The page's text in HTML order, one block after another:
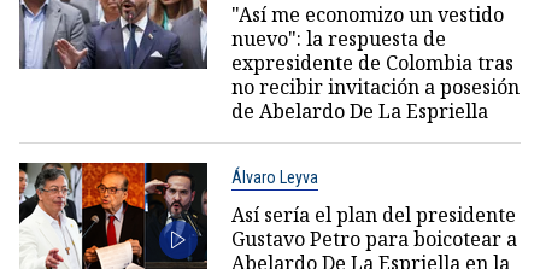
"Así me economizo un vestido
nuevo": la respuesta de
expresidente de Colombia tras
no recibir invitación a posesión
de Abelardo De La Espriella
Álvaro Leyva
Así sería el plan del presidente
Gustavo Petro para boicotear a
Abelardo De La Espriella en la